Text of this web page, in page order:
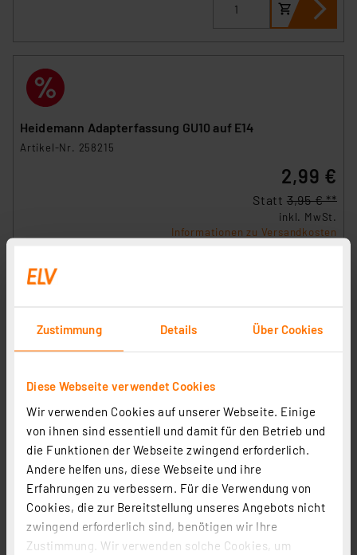
Zustimmung Details Über Cookies
Diese Webseite verwendet Cookies
Wir verwenden Cookies auf unserer Webseite. Einige
von ihnen sind essentiell und damit für den Betrieb und
die Funktionen der Webseite zwingend erforderlich.
Andere helfen uns, diese Webseite und ihre
Erfahrungen zu verbessern. Für die Verwendung von
Cookies, die zur Bereitstellung unseres Angebots nicht
zwingend erforderlich sind, benötigen wir Ihre
Zustimmung. Wir verwenden solche Cookies, um
Heidemann Adapterfassung GU10 auf E14
Artikel-Nr. 258215
2,99 €
Statt 3,95 € **
inkl. MwSt.
Informationen zu Versandkosten
Harmonisierte Starkstromleitung H05VV-F, runde
Ausführung, 3 x 1,50mm² (30x0,26mm), weiss, 25m-
Rolle
Artikel-Nr. 118682